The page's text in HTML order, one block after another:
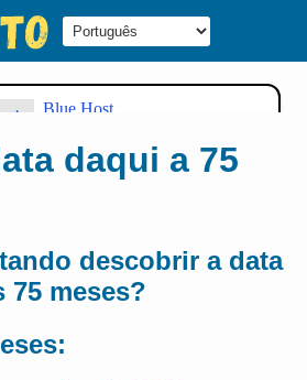
daqui a 75
descobrir a data
meses?